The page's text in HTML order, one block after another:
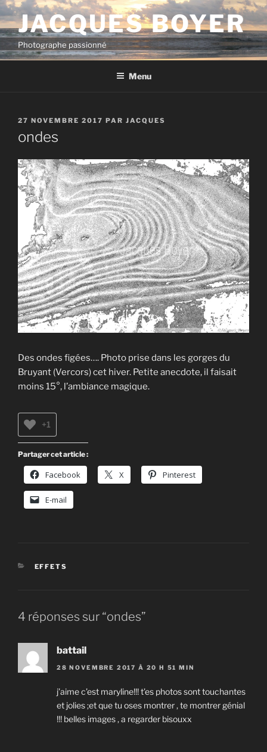
Aller
au
contenu
principal
JACQUES BOYER
Photographe passionné
Menu
PUBLIÉ
27 NOVEMBRE 2017 PAR JACQUES
ondes
Des ondes figées…. Photo prise dans les gorges du
Bruyant (Vercors) cet hiver. Petite anecdote, il faisait
moins 15°, l’ambiance magique.
+1
Partager cet article :
Facebook X Pinterest
E-mail
CATÉGORIES
EFFETS
4 réponses sur “ondes”
battail
28 NOVEMBRE 2017 À 20 H 51 MIN
j’aime c’est maryline!!! t’es photos sont touchantes
et jolies ;et que tu oses montrer , te montrer génial
!!! belles images , a regarder bisouxx